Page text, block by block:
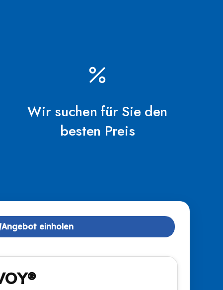
No-Bypass-Filterung, mehr Info
Wir suchen für Sie den
besten Preis